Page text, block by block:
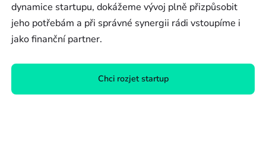
dynamice startupu, dokážeme vývoj plně přizpůsobit
jeho potřebám a při správné synergii rádi vstoupíme i
jako finanční partner.
Chci rozjet startup